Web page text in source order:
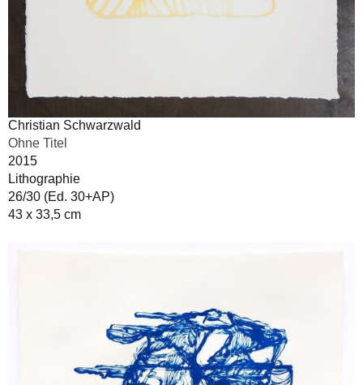
Christian Schwarzwald
Ohne Titel
2015
Lithographie
26/30 (Ed. 30+AP)
43 x 33,5 cm